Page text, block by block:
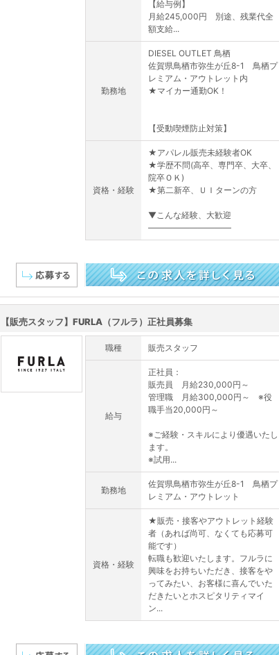
【給与例】
月給245,000円 別途、残業代全
額支給...
勤務地
DIESEL OUTLET 鳥栖
佐賀県鳥栖市弥生が丘8-1 鳥栖プ
レミアム・アウトレット内
★マイカー通勤OK！
【受動喫煙防止対策】
資格・経験
★アパレル販売未経験者OK
★学歴不問(高卒、専門卒、大卒、
院卒ＯＫ)
★第二新卒、ＵＩターンの方
▼こんな経験、大歓迎
――――――――――
【販売スタッフ】FURLA（フルラ）正社員募集
職種 販売スタッフ
給与
正社員：
販売員 月給230,000円～
管理職 月給300,000円～ ※役
職手当20,000円～
※ご経験・スキルにより優遇いたし
ます。
※試用...
勤務地
佐賀県鳥栖市弥生が丘8-1 鳥栖プ
レミアム・アウトレット
資格・経験
★販売・接客やアウトレット経験
者（あれば尚可、なくても応募可
能です）
転職も歓迎いたします。フルラに
興味をお持ちいただき、接客をや
ってみたい、お客様に喜んでいた
だきたいとホスピタリティマイ
ン...